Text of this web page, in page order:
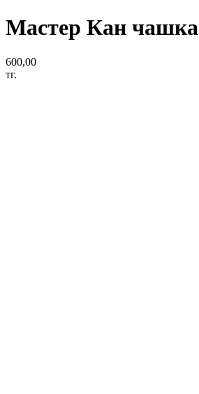
Мастер Кан чашка
600,00
тг.